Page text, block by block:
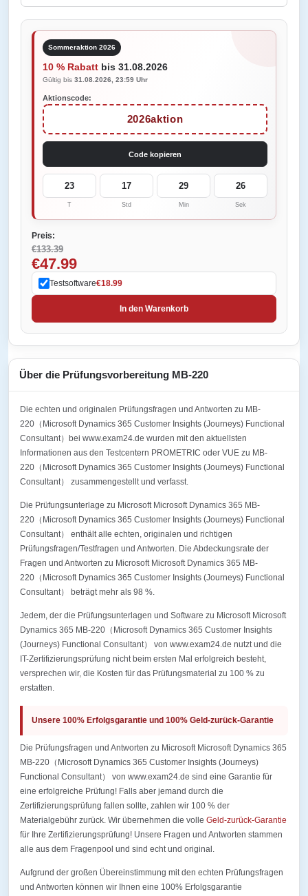
Sommeraktion 2026
10 % Rabatt bis 31.08.2026
Gültig bis 31.08.2026, 23:59 Uhr
Aktionscode:
2026aktion
Code kopieren
23
T
17
Std
29
Min
26
Sek
Preis:
€133.39
€47.99
Testsoftware€18.99
In den Warenkorb
Über die Prüfungsvorbereitung MB-220
Die echten und originalen Prüfungsfragen und Antworten zu MB-
220（Microsoft Dynamics 365 Customer Insights (Journeys) Functional
Consultant）bei www.exam24.de wurden mit den aktuellsten
Informationen aus den Testcentern PROMETRIC oder VUE zu MB-
220（Microsoft Dynamics 365 Customer Insights (Journeys) Functional
Consultant） zusammengestellt und verfasst.
Die Prüfungsunterlage zu Microsoft Microsoft Dynamics 365 MB-
220（Microsoft Dynamics 365 Customer Insights (Journeys) Functional
Consultant） enthält alle echten, originalen und richtigen
Prüfungsfragen/Testfragen und Antworten. Die Abdeckungsrate der
Fragen und Antworten zu Microsoft Microsoft Dynamics 365 MB-
220（Microsoft Dynamics 365 Customer Insights (Journeys) Functional
Consultant） beträgt mehr als 98 %.
Jedem, der die Prüfungsunterlagen und Software zu Microsoft Microsoft
Dynamics 365 MB-220（Microsoft Dynamics 365 Customer Insights
(Journeys) Functional Consultant） von www.exam24.de nutzt und die
IT-Zertifizierungsprüfung nicht beim ersten Mal erfolgreich besteht,
versprechen wir, die Kosten für das Prüfungsmaterial zu 100 % zu
erstatten.
Unsere 100% Erfolgsgarantie und 100% Geld-zurück-Garantie
Die Prüfungsfragen und Antworten zu Microsoft Microsoft Dynamics 365
MB-220（Microsoft Dynamics 365 Customer Insights (Journeys)
Functional Consultant） von www.exam24.de sind eine Garantie für
eine erfolgreiche Prüfung! Falls aber jemand durch die
Zertifizierungsprüfung fallen sollte, zahlen wir 100 % der
Materialgebühr zurück. Wir übernehmen die volle Geld-zurück-Garantie
für Ihre Zertifizierungsprüfung! Unsere Fragen und Antworten stammen
alle aus dem Fragenpool und sind echt und original.
Aufgrund der großen Übereinstimmung mit den echten Prüfungsfragen
und Antworten können wir Ihnen eine 100% Erfolgsgarantie